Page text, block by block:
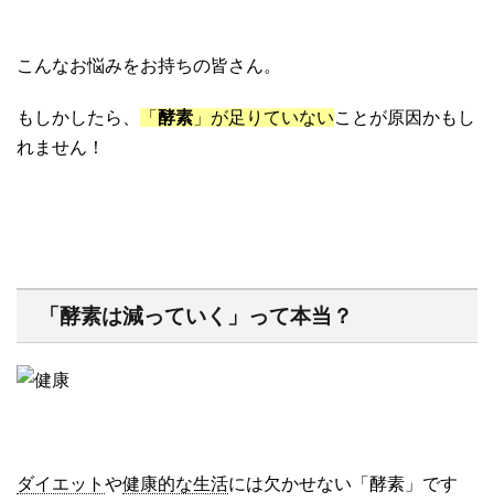
こんなお悩みをお持ちの皆さん。
もしかしたら、 「 酵素 」が足りていないことが原因かもし
れません！
「酵素は減っていく」って本当？
ダイエット や健康的な生活には欠かせない「酵素」です